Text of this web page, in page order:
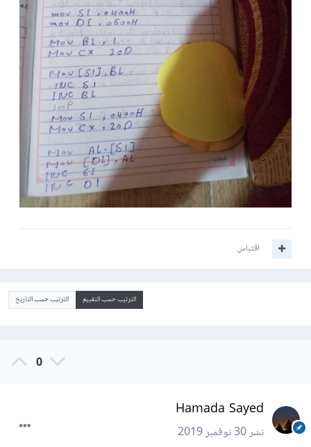
اقتباس
الترتيب حسب التقييم الترتيب حسب التاريخ
0
Hamada Sayed
نشر30 نوفمبر 2019